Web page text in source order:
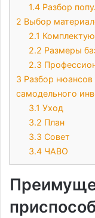
1.4 Разбор
2 Выбор
2.1
2.2 Размеры
2.3
3 Разбор
самодельного
3.1 Уход
3.2 План
3.3 Совет
3.4 ЧАВО